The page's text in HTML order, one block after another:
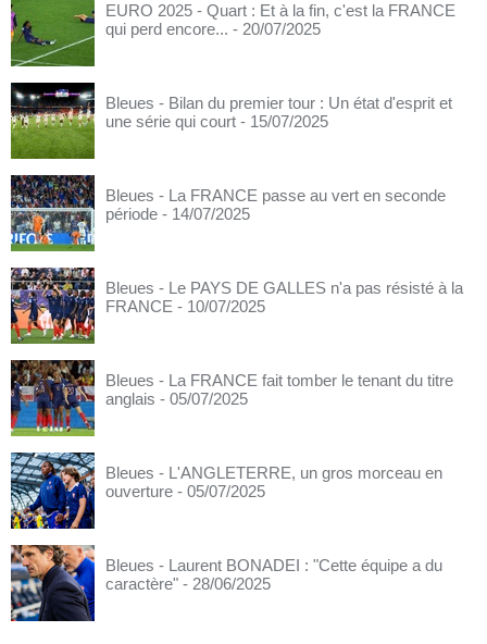
EURO 2025 - Quart : Et à la fin, c'est la FRANCE
qui perd encore... - 20/07/2025
Bleues - Bilan du premier tour : Un état d'esprit et
une série qui court - 15/07/2025
Bleues - La FRANCE passe au vert en seconde
période - 14/07/2025
Bleues - Le PAYS DE GALLES n'a pas résisté à la
FRANCE - 10/07/2025
Bleues - La FRANCE fait tomber le tenant du titre
anglais - 05/07/2025
Bleues - L'ANGLETERRE, un gros morceau en
ouverture - 05/07/2025
Bleues - Laurent BONADEI : "Cette équipe a du
caractère" - 28/06/2025